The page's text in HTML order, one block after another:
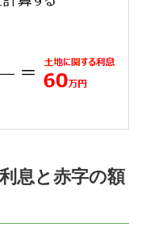
息と赤字の額